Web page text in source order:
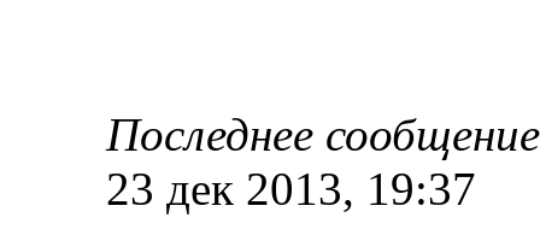
Последнее сообщение
23 дек 2013, 19:37